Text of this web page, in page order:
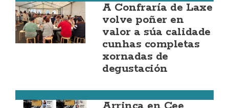
A Confraría de Laxe
volve poñer en
valor a súa calidade
cunhas completas
xornadas de
degustación